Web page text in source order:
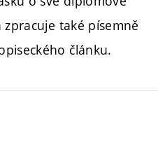
také písemně
článku.